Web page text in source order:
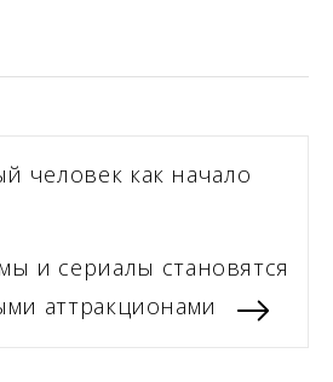
человек как начало
и сериалы становятся
аттракционами